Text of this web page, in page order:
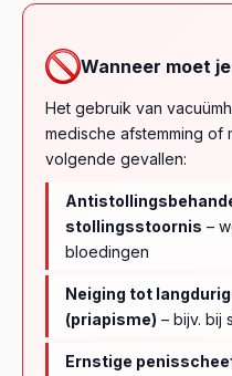
Wanneer moet
Het gebruik van
medische afstemming
volgende gevallen:
stollingsstoornis –
bloedingen
Neiging tot
(priapisme) – bijv. bij
Ernstige